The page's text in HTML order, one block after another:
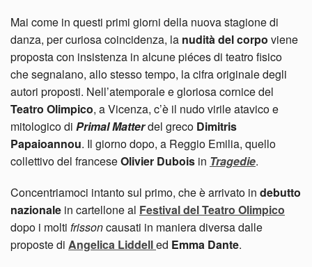
Mai come in questi primi giorni della nuova stagione di
danza, per curiosa coincidenza, la nudità del corpo viene
proposta con insistenza in alcune piéces di teatro fisico
che segnalano, allo stesso tempo, la cifra originale degli
autori proposti. Nell’atemporale e gloriosa cornice del
Teatro Olimpico, a Vicenza, c’è il nudo virile atavico e
mitologico di Primal Matterdel greco Dimitris
Papaioannou. Il giorno dopo, a Reggio Emilia, quello
collettivo del franceseOlivier Dubois in Tragedie.
Concentriamoci intanto sul primo, che è arrivato in debutto
nazionale in cartellone al Festival del Teatro Olimpico
dopo i molti frissoncausati in maniera diversa dalle
proposte di Angelica Liddelled Emma Dante.